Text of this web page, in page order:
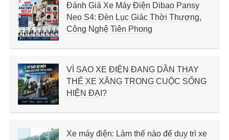
Đánh Giá Xe Máy Điện Dibao Pansy
Neo S4: Đèn Lục Giác Thời Thượng,
Công Nghệ Tiên Phong
VÌ SAO XE ĐIỆN ĐANG DẦN THAY
THẾ XE XĂNG TRONG CUỘC SỐNG
HIỆN ĐẠI?
Xe máy điện: Làm thế nào để duy trì xe